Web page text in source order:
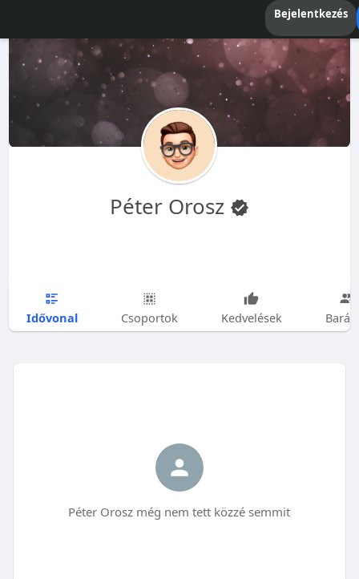
Bejelentkezés
Péter Orosz
Idővonal Csoportok Kedvelések
Péter Orosz még nem tett közzé semmit